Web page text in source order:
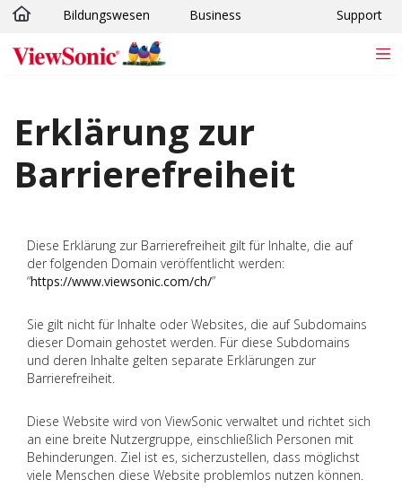
Skip to main content
Bildungswesen Business Support
Erklärung zur
Barrierefreiheit
Diese Erklärung zur Barrierefreiheit gilt für Inhalte, die auf
der folgenden Domain veröffentlicht werden:
“https://www.viewsonic.com/ch/”
Sie gilt nicht für Inhalte oder Websites, die auf Subdomains
dieser Domain gehostet werden. Für diese Subdomains
und deren Inhalte gelten separate Erklärungen zur
Barrierefreiheit.
Diese Website wird von ViewSonic verwaltet und richtet sich
an eine breite Nutzergruppe, einschließlich Personen mit
Behinderungen. Ziel ist es, sicherzustellen, dass möglichst
viele Menschen diese Website problemlos nutzen können.